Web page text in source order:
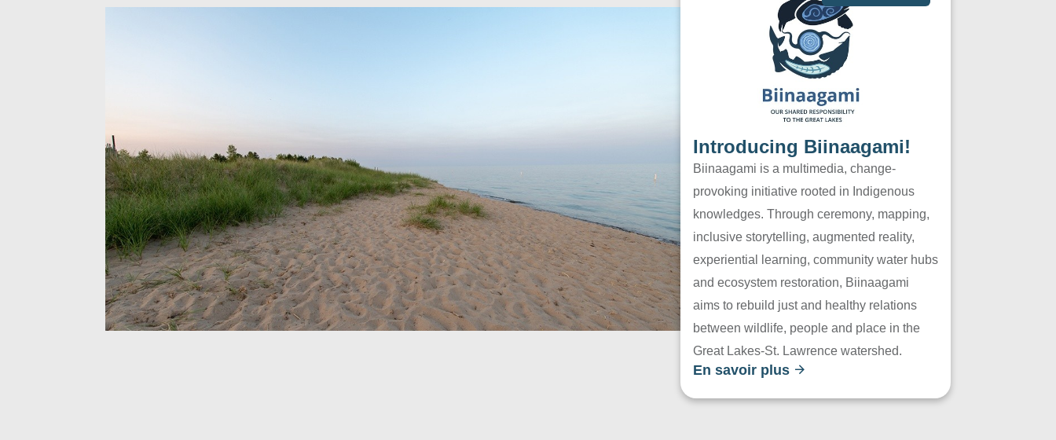
Introducing Biinaagami!
Biinaagami is a multimedia, change-
provoking initiative rooted in Indigenous
knowledges. Through ceremony, mapping,
inclusive storytelling, augmented reality,
experiential learning, community water hubs
and ecosystem restoration, Biinaagami
aims to rebuild just and healthy relations
between wildlife, people and place in the
Great Lakes-St. Lawrence watershed.
En savoir plus